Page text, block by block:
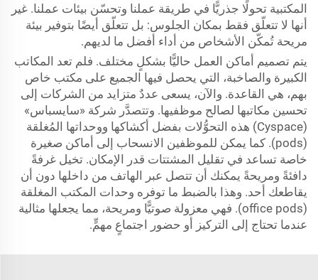
المكتبية تحولًا جذريًّا في طريقة عملنا وتحسّن بيئات عملنا. غير
أنها لا تتعلّق فقط بمكان الجلوس: بل تتعلّق أيضًا بتوفير بيئة
مريحة تُمكّن الأشخاص من أداء أفضل ما لديهم.
يتم تصميم أماكن العمل حاليًّا بشكلٍ مختلف. فلم تعد المكاتب
الكبيرة والصاخبة، التي يحصل فيها الجميع على مكتب خاص
بهم، هي القاعدة. والآن، يسعى عددٌ متزايد من الشركات إلى
تحسين مكاتبها لصالح موظفيها. وتتصدَّر شركة «سايسباس»
(Cyspace) هذه التحوُّلات بفضل أكشاكها ووحداتها المُغلقة
(pods). كما يمكن للموظفين الانسحاب إلى أماكن صغيرة
خاصة تساعد في تقليل المشتتات قدر الإمكان. تخيل غرفةً
دافئةً ومريحةً يمكنك أن تتصل عبر الهاتف من داخلها دون أن
يقاطعك أحد. وهذا بالضبط ما توفره وحدات المكتب المغلقة
(office pods). فهي معزولة صوتيًّا ومريحة، مما يجعلها مثالية
عندما تحتاج إلى التركيز أو حضور اجتماعٍ مهمٍّ.